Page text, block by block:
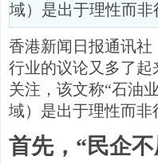
域）是出于理性而
香港新闻日报通讯
行业的议论又多了
关注，该文称“石油
域）是出于理性而
首先，“民企